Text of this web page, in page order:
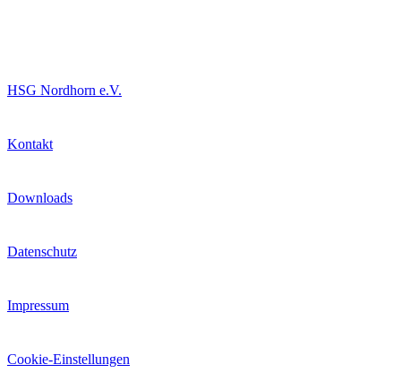
HSG Nordhorn e.V.
Kontakt
Downloads
Datenschutz
Impressum
Cookie-Einstellungen